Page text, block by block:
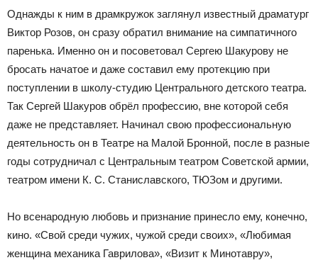
Однажды к ним в драмкружок заглянул известный драматург
Виктор Розов, он сразу обратил внимание на симпатичного
паренька. Именно он и посоветовал Сергею Шакурову не
бросать начатое и даже составил ему протекцию при
поступлении в школу-студию Центрального детского театра.
Так Сергей Шакуров обрёл профессию, вне которой себя
даже не представляет. Начинал свою профессиональную
деятельность он в Театре на Малой Бронной, после в разные
годы сотрудничал с Центральным театром Советской армии,
театром имени К. С. Станиславского, ТЮЗом и другими.
Но всенародную любовь и признание принесло ему, конечно,
кино. «Свой среди чужих, чужой среди своих», «Любимая
женщина механика Гаврилова», «Визит к Минотавру»,